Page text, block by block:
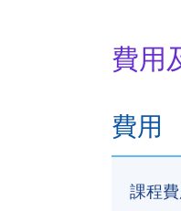
費用
費用
課程費